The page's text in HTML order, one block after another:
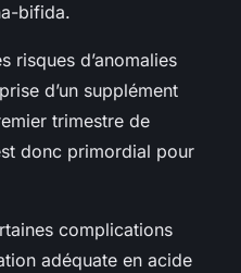
bifida.
risques d’anomalies
d’un supplément
trimestre de
donc primordial pour
complications
adéquate en acide